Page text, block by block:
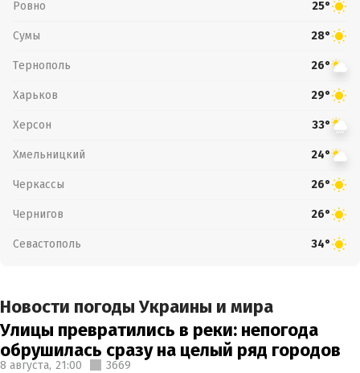
Ровно 25°
Сумы 28°
Тернополь 26°
Харьков 29°
Херсон 33°
Хмельницкий 24°
Черкассы 26°
Чернигов 26°
Севастополь 34°
Новости погоды Украины и мира
Улицы превратились в реки: непогода
обрушилась сразу на целый ряд городов
8 августа, 21:00 3669